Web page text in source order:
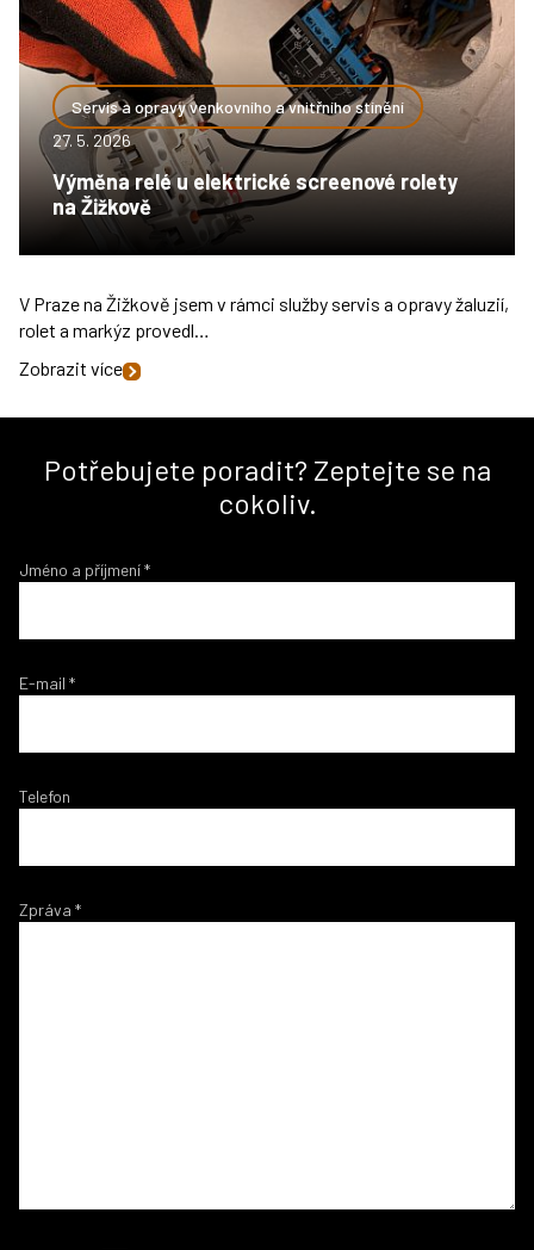
Servis a opravy venkovního a vnitřního stínění
27. 5. 2026
Výměna relé u elektrické screenové rolety
na Žižkově
V Praze na Žižkově jsem v rámci služby servis a opravy žaluzií,
rolet a markýz provedl…
Zobrazit více
Potřebujete poradit? Zeptejte se na
cokoliv.
Jméno a příjmení*
E-mail *
Telefon
Zpráva *